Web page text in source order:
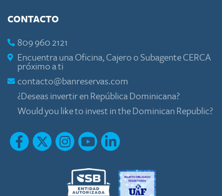
CONTACTO
809 960 2121
Encuentra una Oficina, Cajero o Subagente CERCA
próximo a ti
contacto@banreservas.com
¿Deseas invertir en República Dominicana?
Would you like to invest in the Dominican Republic?